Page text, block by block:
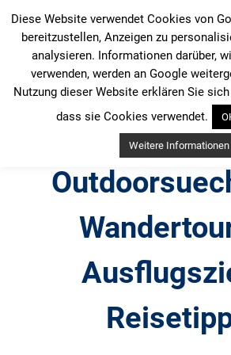
Inhalt
springen
Diese Website verwendet Cookies von
bereitzustellen, Anzeigen zu
analysieren. Informationen darüber,
verwenden, werden an Google
Nutzung dieser Website erklären Sie
dass sie Cookies verwendet.
Weitere Informationen